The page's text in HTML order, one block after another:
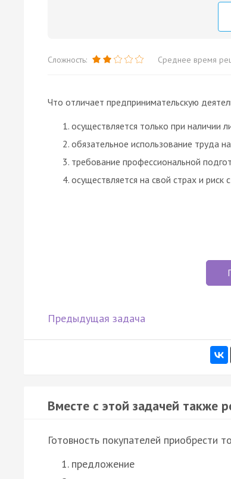
Сложность: Среднее время
Что отличает предпринимательскую
осуществляется только при наличии
обязательное использование труда
требование профессиональной
осуществляется на свой страх и риск
Предыдущая задача
Вместе с этой задачей также
Готовность покупателей приобрести
предложение